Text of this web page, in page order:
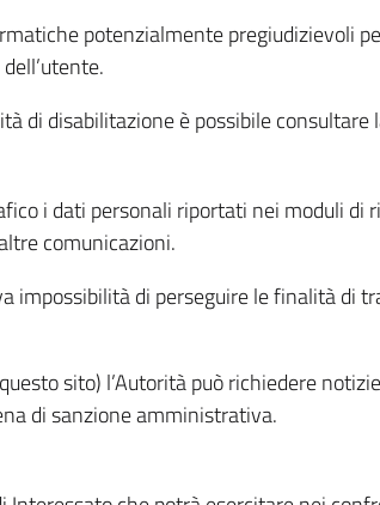
potenzialmente pregiudizievoli
di disabilitazione è possibile consultare
i dati personali riportati nei moduli di
comunicazioni.
impossibilità di perseguire le finalità di
sito) l’Autorità può richiedere
di sanzione amministrativa.